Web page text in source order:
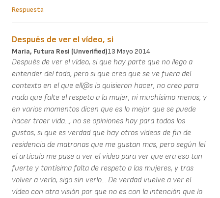
Respuesta
Después de ver el vídeo, si
Maria, Futura Resi (unverified)13 Mayo 2014
Después de ver el vídeo, si que hay parte que no llego a
entender del todo, pero si que creo que se ve fuera del
contexto en el que ell@s lo quisieron hacer, no creo para
nada que falte el respeto a la mujer, ni muchísimo menos, y
en varios momentos dicen que es lo mejor que se puede
hacer traer vida..., no se opiniones hay para todos los
gustos, si que es verdad que hay otros vídeos de fin de
residencia de matronas que me gustan mas, pero según leí
el articulo me puse a ver el vídeo para ver que era eso tan
fuerte y tantísima falta de respeto a las mujeres, y tras
volver a verlo, sigo sin verlo... De verdad vuelve a ver el
vídeo con otra visión por que no es con la intención que lo